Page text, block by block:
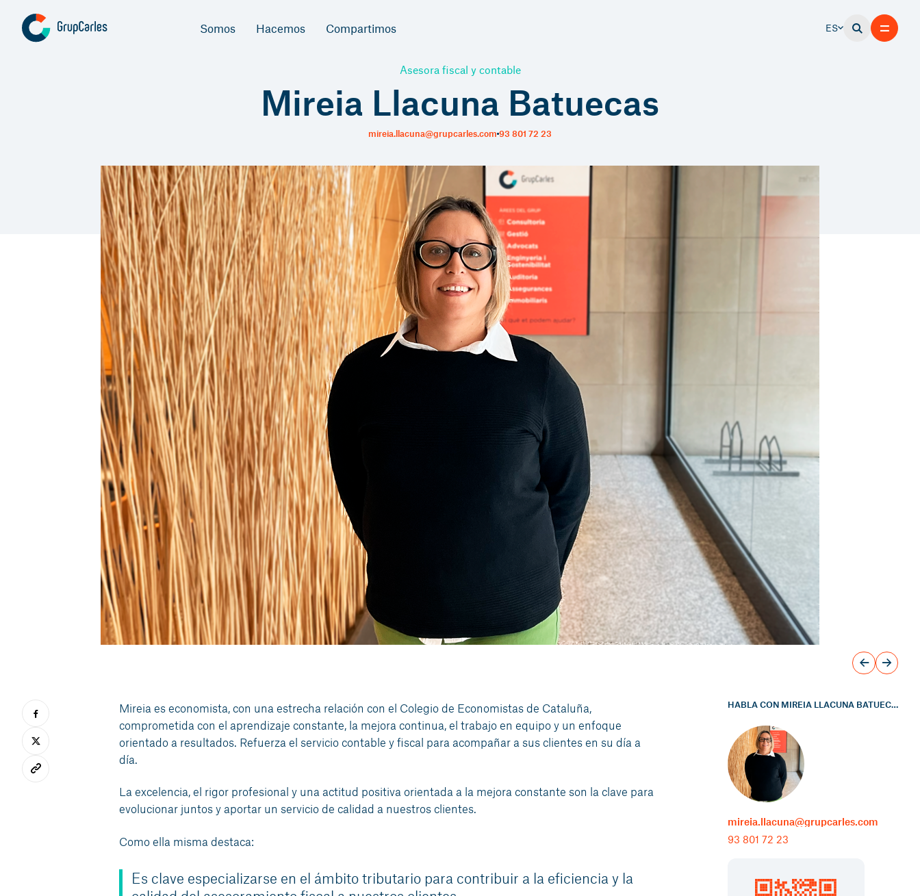
Somos Hacemos Compartimos ES
Mireia Llacuna Batuecas
Asesora fiscal y contable
mireia.llacuna@grupcarles.com 93 801 72 23
Mireia es economista, con una estrecha relación con el Colegio de Economistas de Cataluña,
comprometida con el aprendizaje constante, la mejora continua, el trabajo en equipo y un enfoque
orientado a resultados. Refuerza el servicio contable y fiscal para acompañar a sus clientes en su día a
día.
La excelencia, el rigor profesional y una actitud positiva orientada a la mejora constante son la clave para
evolucionar juntos y aportar un servicio de calidad a nuestros clientes.
Como ella misma destaca:
Es clave especializarse en el ámbito tributario para contribuir a la eficiencia y la
HABLA CON MIREIA LLACUNA BATUECAS
mireia.llacuna@grupcarles.com
93 801 72 23